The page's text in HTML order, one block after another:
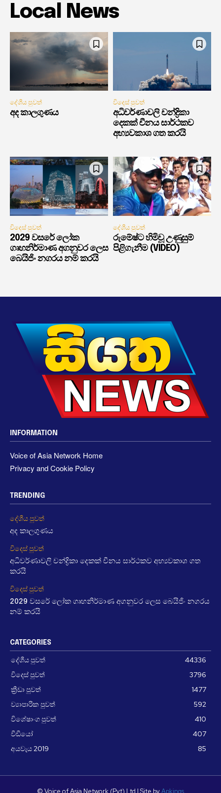
Local News
දේශීය පුවත්
අද කාලගුණය
විදෙස් පුවත්
අධිවර්ණාවලි චන්ද්‍රිකා
දෙකක් චීනය සාර්ථකව
අභ්‍යවකාශ ගත කරයි
විදෙස් පුවත්
2029 වසරේ ලෝක
ගෘහනිර්මාණ අගනුවර ලෙස
බෙයිජිං නගරය නම් කරයි
දේශීය පුවත්
රුමේෂ්ට හිමිවූ උණුසුම්
පිළිගැනීම (VIDEO)
INFORMATION
Voice of Asia Network Home
Privacy and Cookie Policy
TRENDING
දේශීය පුවත්
අද කාලගුණය
විදෙස් පුවත්
අධිවර්ණාවලි චන්ද්‍රිකා දෙකක් චීනය සාර්ථකව අභ්‍යවකාශ ගත
කරයි
විදෙස් පුවත්
2029 වසරේ ලෝක ගෘහනිර්මාණ අගනුවර ලෙස බෙයිජිං නගරය
නම් කරයි
CATEGORIES
දේශීය පුවත්
44336
විදෙස් පුවත්
3796
ක්‍රීඩා පුවත්
1477
ව්‍යාපාරික පුවත්
592
විශේෂාංග පුවත්
410
වීඩීයෝ
407
අයවැය 2019
85
© Voice of Asia Network (Pvt) Ltd | Site byApkings